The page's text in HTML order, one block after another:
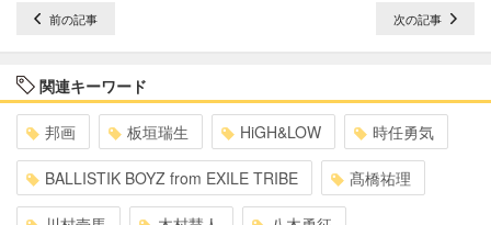
前の記事 次の記事
関連キーワード
邦画 板垣瑞生 HiGH&LOW 時任勇気
BALLISTIK BOYZ from EXILE TRIBE 髙橋祐理